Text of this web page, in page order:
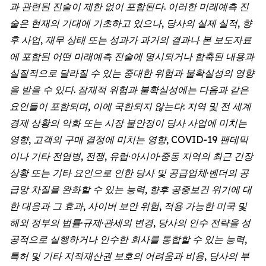
과 관련된 진술이 제한 없이 포함된다. 이러한 미래예측 진
술은 현재의 기대에 기초하고 있으나, 당사의 실제 실적, 향
후 사업, 재무 상태 또는 성과가 과거의 결과나 본 보도자료
에 포함된 어떤 미래예측 진술에 명시되거나 함축된 내용과
실질적으로 달라질 수 있는 중대한 위험과 불확실성의 영향
을 받을 수 있다. 잠재적 위험과 불확실성에는 다음과 같은
요인들이 포함되며, 이에 국한되지 않는다: 지역 및 전 세계
경제 상황의 악화 또는 시장 불안정이 당사 사업에 미치는
영향, 고객의 구매 결정에 미치는 영향, COVID-19 팬데믹
이나 기타 전염병, 전쟁, 유럽·아시아·중동 지역의 최근 긴장
상황 또는 기타 요인으로 인한 당사 및 공급업체·벤더의 공
급망 차질을 완화할 수 있는 능력, 향후 공중보건 위기에 대
한 대응과 그 효과, 사이버 보안 위험, 적용 가능한 미국 및
해외 정부의 법률·규제·관세의 변경, 당사의 인수 전략을 성
공적으로 실행하거나 인수한 회사를 통합할 수 있는 능력,
특허 및 기타 지적재산권 보호의 어려움과 비용, 당사의 부